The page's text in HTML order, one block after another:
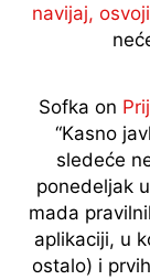
navijaj,
Sofka on
“Kasno
sledeće
ponedeljak
mada
aplikaciji, u
ostalo) i